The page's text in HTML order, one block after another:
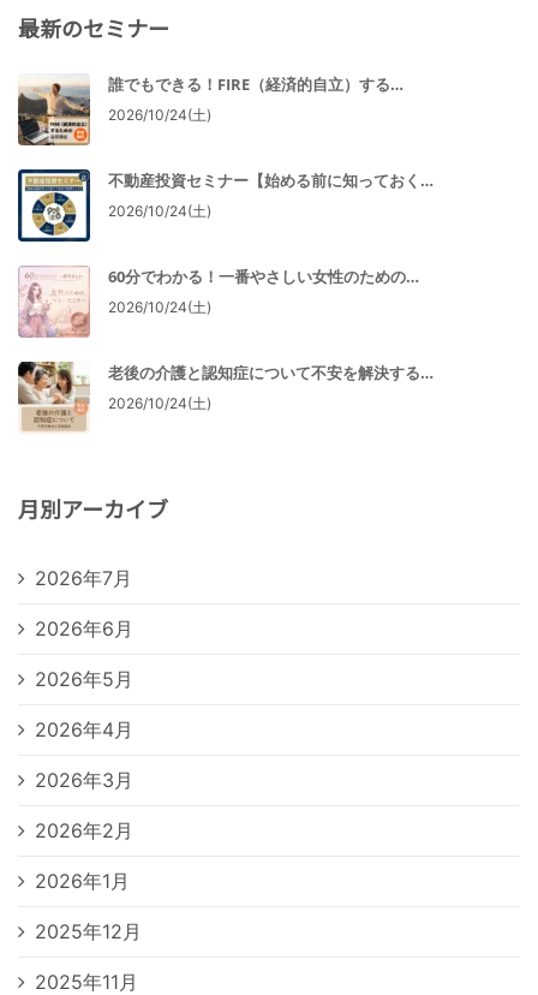
最新のセミナー
誰でもできる！FIRE（経済的自立）する…
2026/10/24(土)
不動産投資セミナー【始める前に知っておく…
2026/10/24(土)
60分でわかる！一番やさしい女性のための…
2026/10/24(土)
老後の介護と認知症について不安を解決する…
2026/10/24(土)
月別アーカイブ
2026年7月
2026年6月
2026年5月
2026年4月
2026年3月
2026年2月
2026年1月
2025年12月
2025年11月